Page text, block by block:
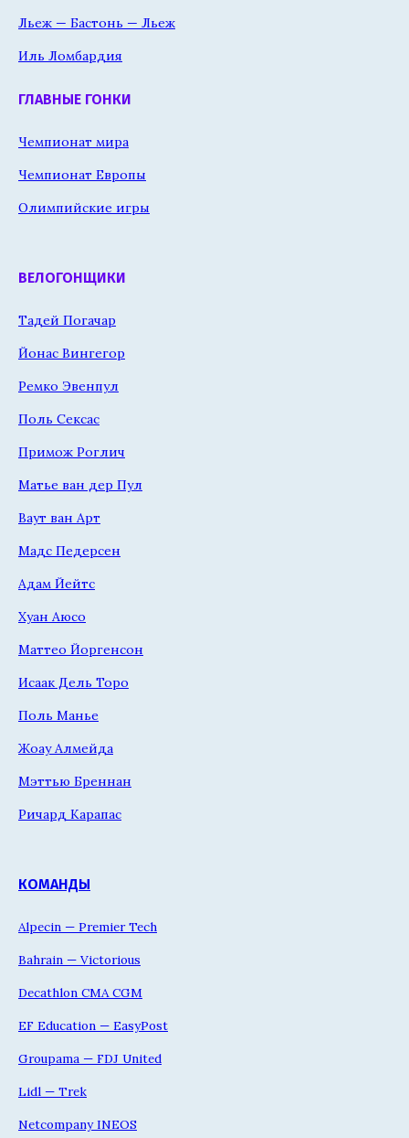
Льеж — Бастонь — Льеж
Иль Ломбардия
ГЛАВНЫЕ ГОНКИ
Чемпионат мира
Чемпионат Европы
Олимпийские игры
ВЕЛОГОНЩИКИ
Тадей Погачар
Йонас Вингегор
Ремко Эвенпул
Поль Сексас
Примож Роглич
Матье ван дер Пул
Ваут ван Арт
Мадс Педерсен
Адам Йейтс
Хуан Аюсо
Маттео Йоргенсон
Исаак Дель Торо
Поль Манье
Жоау Алмейда
Мэттью Бреннан
Ричард Карапас
КОМАНДЫ
Alpecin — Premier Tech
Bahrain — Victorious
Decathlon CMA CGM
EF Education — EasyPost
Groupama — FDJ United
Lidl — Trek
Netcompany INEOS